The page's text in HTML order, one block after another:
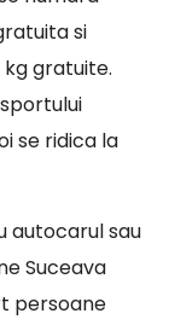
si
gratuite.
se ridica la
autocarul sau
Suceava
persoane